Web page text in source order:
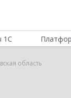
1С
область